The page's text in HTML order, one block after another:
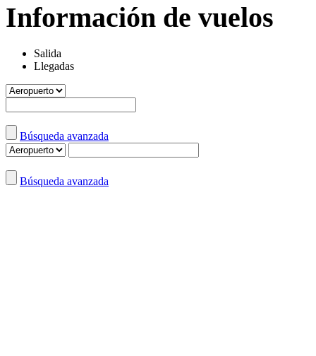
Información de vuelos
Salida
Llegadas
Búsqueda avanzada
Búsqueda avanzada